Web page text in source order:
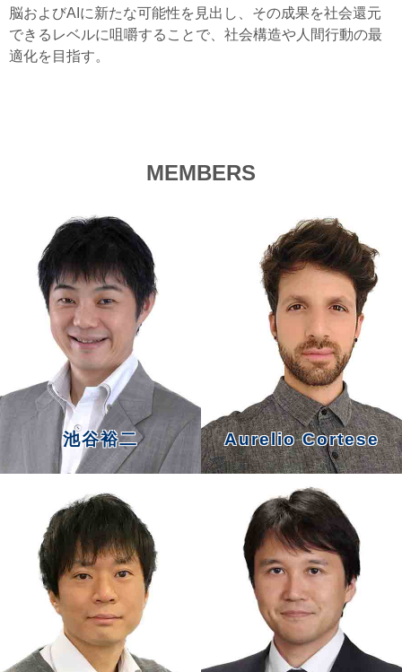
脳およびAIに新たな可能性を見出し、その成果を社会還元
できるレベルに咀嚼することで、社会構造や人間行動の最
適化を目指す。
MEMBERS
池谷裕二
more
Aurelio Cortese
more